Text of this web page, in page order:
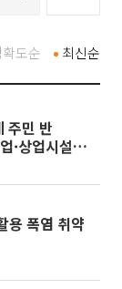
최신순
도순
주민 반
·상업시설
용 폭염 취약